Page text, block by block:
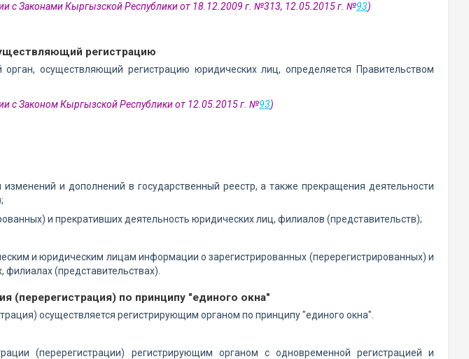
с Законами Кыргызской Республики от 18.12.2009 г. №313, 12.05.2015 г. №93)
регистрацию
осуществляющий регистрацию юридических лиц, определяется Правительством
с Законом Кыргызской Республики от 12.05.2015 г. №93)
и дополнений в государственный реестр, а также прекращения деятельности
и прекративших деятельность юридических лиц, филиалов (представительств);
и юридическим лицам информации о зарегистрированных (перерегистрированных) и
(представительствах).
(перерегистрация) по принципу "единого окна"
осуществляется регистрирующим органом по принципу "единого окна".
(перерегистрации) регистрирующим органом с одновременной регистрацией и